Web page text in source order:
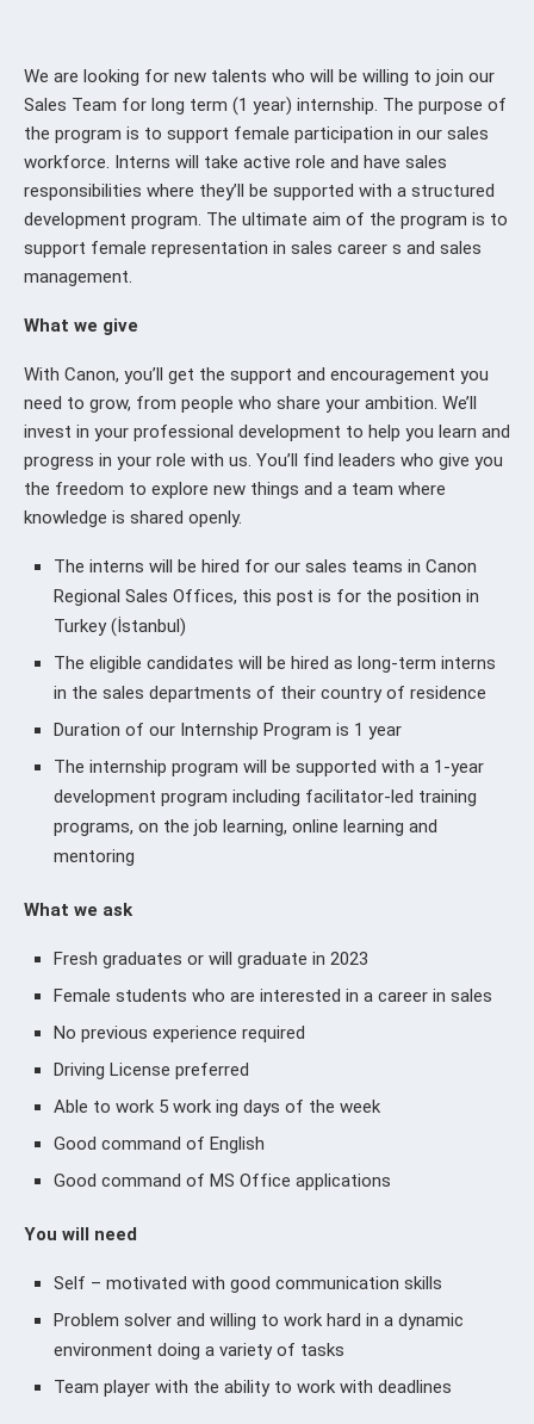
We are looking for new talents who will be willing to join our
Sales Team for long term (1 year) internship. The purpose of
the program is to support female participation in our sales
workforce. Interns will take active role and have sales
responsibilities where they’ll be supported with a structured
development program. The ultimate aim of the program is to
support female representation in sales career s and sales
management.
What we give
With Canon, you’ll get the support and encouragement you
need to grow, from people who share your ambition. We’ll
invest in your professional development to help you learn and
progress in your role with us. You’ll find leaders who give you
the freedom to explore new things and a team where
knowledge is shared openly.
The interns will be hired for our sales teams in Canon
Regional Sales Offices, this post is for the position in
Turkey (İstanbul)
The eligible candidates will be hired as long-term interns
in the sales departments of their country of residence
Duration of our Internship Program is 1 year
The internship program will be supported with a 1-year
development program including facilitator-led training
programs, on the job learning, online learning and
mentoring
What we ask
Fresh graduates or will graduate in 2023
Female students who are interested in a career in sales
No previous experience required
Driving License preferred
Able to work 5 work ing days of the week
Good command of English
Good command of MS Office applications
You will need
Self – motivated with good communication skills
Problem solver and willing to work hard in a dynamic
environment doing a variety of tasks
Team player with the ability to work with deadlines